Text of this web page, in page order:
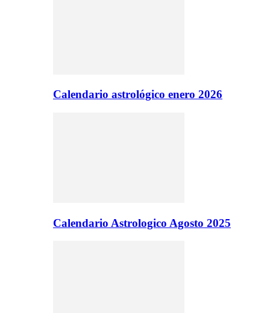
Calendario astrológico enero 2026
Calendario Astrologico Agosto 2025